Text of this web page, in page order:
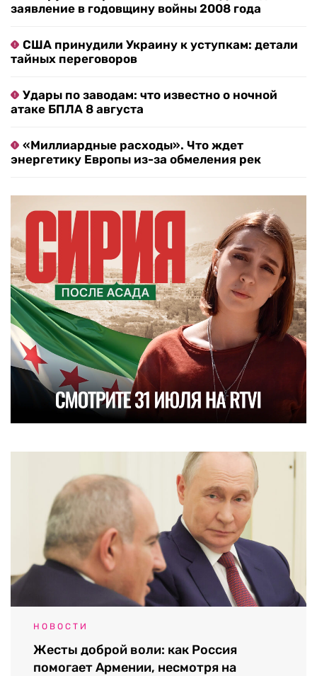
заявление в годовщину войны 2008 года
США принудили Украину к уступкам: детали
тайных переговоров
Удары по заводам: что известно о ночной
атаке БПЛА 8 августа
«Миллиардные расходы». Что ждет
энергетику Европы из-за обмеления рек
НОВОСТИ
Жесты доброй воли: как Россия
помогает Армении, несмотря на